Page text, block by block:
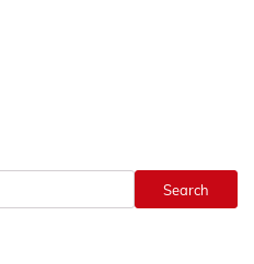
Search